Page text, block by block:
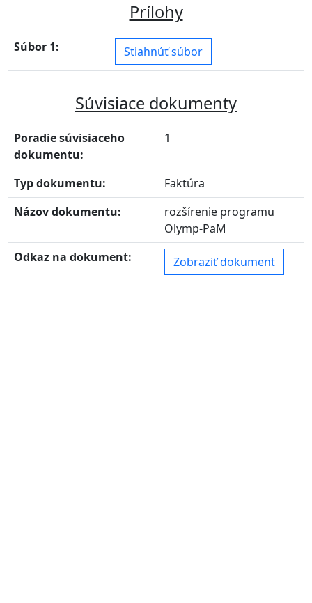
Prílohy
Súbor 1: Stiahnúť súbor
Súvisiace dokumenty
Poradie súvisiaceho
dokumentu:
1
Typ dokumentu:
Faktúra
Názov dokumentu:
rozšírenie programu
Olymp-PaM
Odkaz na dokument:
Zobraziť dokument